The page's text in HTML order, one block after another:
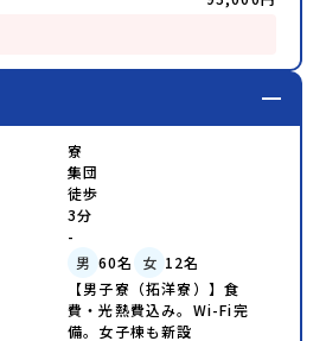
寮
集団
徒歩
3分
-
男 60名 女 12名
【男子寮（拓洋寮）】食
費・光熱費込み。Wi-Fi完
備。女子棟も新設